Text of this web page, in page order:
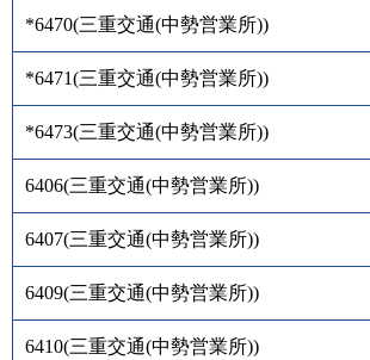
*6470(三重交通(中勢営業所))
*6471(三重交通(中勢営業所))
*6473(三重交通(中勢営業所))
6406(三重交通(中勢営業所))
6407(三重交通(中勢営業所))
6409(三重交通(中勢営業所))
6410(三重交通(中勢営業所))